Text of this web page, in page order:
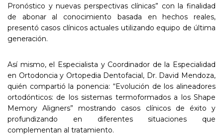
Pronóstico y nuevas perspectivas clínicas” con la finalidad
de abonar al conocimiento basada en hechos reales,
presentó casos clínicos actuales utilizando equipo de última
generación.
Así mismo, el Especialista y Coordinador de la Especialidad
en Ortodoncia y Ortopedia Dentofacial, Dr. David Mendoza,
quién compartió la ponencia: “Evolución de los alineadores
ortodónticos: de los sistemas termoformados a los Shape
Memory Aligners” mostrando casos clínicos de éxito y
profundizando en diferentes situaciones que
complementan al tratamiento.